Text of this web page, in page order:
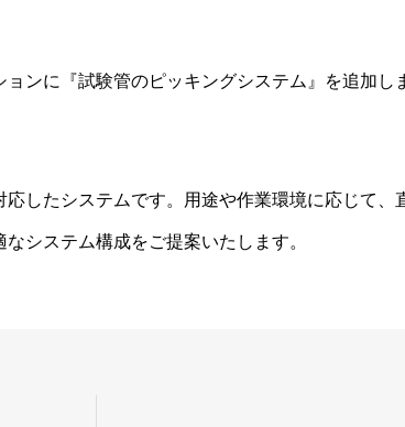
ロボットシステム
ンに『試験管のピッキングシステム』を追加し
したシステムです。用途や作業環境に応じて、
システム構成をご提案いたします。